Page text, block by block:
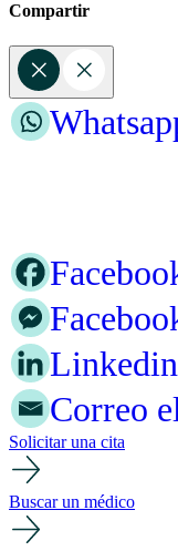
Compartir
Linkedin
Correo
Solicitar una cita
Buscar un médico